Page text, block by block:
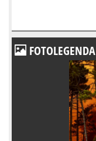
FOTOLEGENDA